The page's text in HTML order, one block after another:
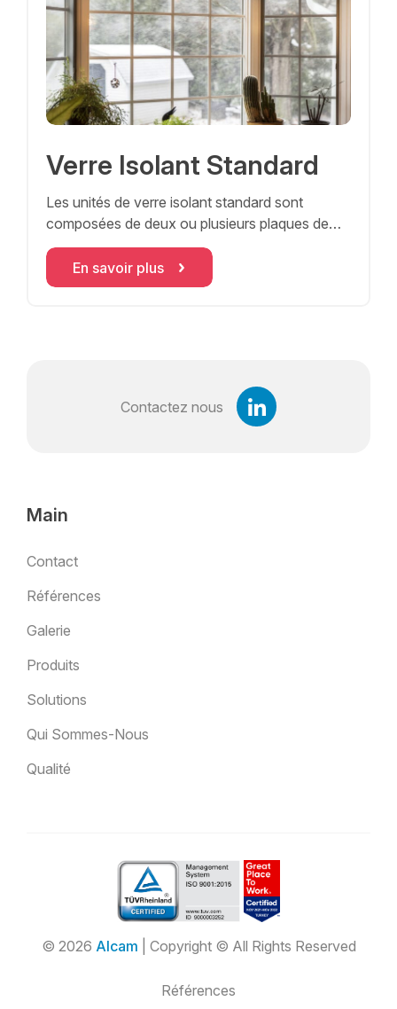
Verre Isolant Standard
Les unités de verre isolant standard sont
composées de deux ou plusieurs plaques de
verre
En savoir plus
Contactez nous
Main
Contact
Références
Galerie
Produits
Solutions
Qui Sommes-Nous
Qualité
© 2026 Alcam | Copyright © All Rights Reserved
Références